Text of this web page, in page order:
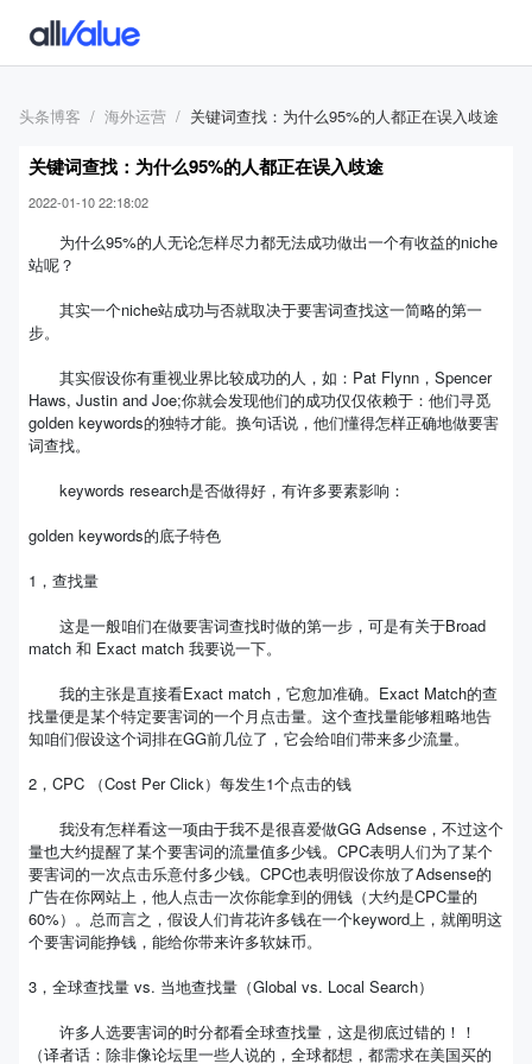
头条博客 海外运营 关键词查找：为什么95%的人都正在误入歧途
关键词查找：为什么95%的人都正在误入歧途
2022-01-10 22:18:02
为什么95%的人无论怎样尽力都无法成功做出一个有收益的niche
站呢？
其实一个niche站成功与否就取决于要害词查找这一简略的第一
步。
其实假设你有重视业界比较成功的人，如：Pat Flynn，Spencer
Haws, Justin and Joe;你就会发现他们的成功仅仅依赖于：他们寻觅
golden keywords的独特才能。换句话说，他们懂得怎样正确地做要害
词查找。
keywords research是否做得好，有许多要素影响：
golden keywords的底子特色
1，查找量
这是一般咱们在做要害词查找时做的第一步，可是有关于Broad
match 和 Exact match 我要说一下。
我的主张是直接看Exact match，它愈加准确。Exact Match的查
找量便是某个特定要害词的一个月点击量。这个查找量能够粗略地告
知咱们假设这个词排在GG前几位了，它会给咱们带来多少流量。
2，CPC （Cost Per Click）每发生1个点击的钱
我没有怎样看这一项由于我不是很喜爱做GG Adsense，不过这个
量也大约提醒了某个要害词的流量值多少钱。CPC表明人们为了某个
要害词的一次点击乐意付多少钱。CPC也表明假设你放了Adsense的
广告在你网站上，他人点击一次你能拿到的佣钱（大约是CPC量的
60%）。总而言之，假设人们肯花许多钱在一个keyword上，就阐明这
个要害词能挣钱，能给你带来许多软妹币。
3，全球查找量 vs. 当地查找量（Global vs. Local Search）
许多人选要害词的时分都看全球查找量，这是彻底过错的！！
（译者话：除非像论坛里一些人说的，全球都想，都需求在美国买的